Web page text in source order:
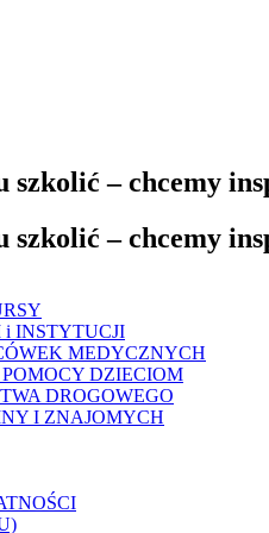
szkolić – chcemy
szkolić – chcemy
INSTYTUCJI
MEDYCZNYCH
DZIECIOM
DROGOWEGO
I ZNAJOMYCH